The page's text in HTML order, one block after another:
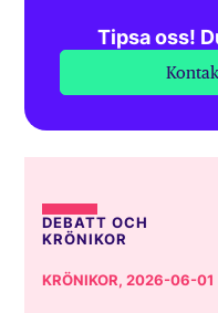
Tipsa oss!
DEBATT OCH
KRÖNIKOR
KRÖNIKOR, 2026-06-01